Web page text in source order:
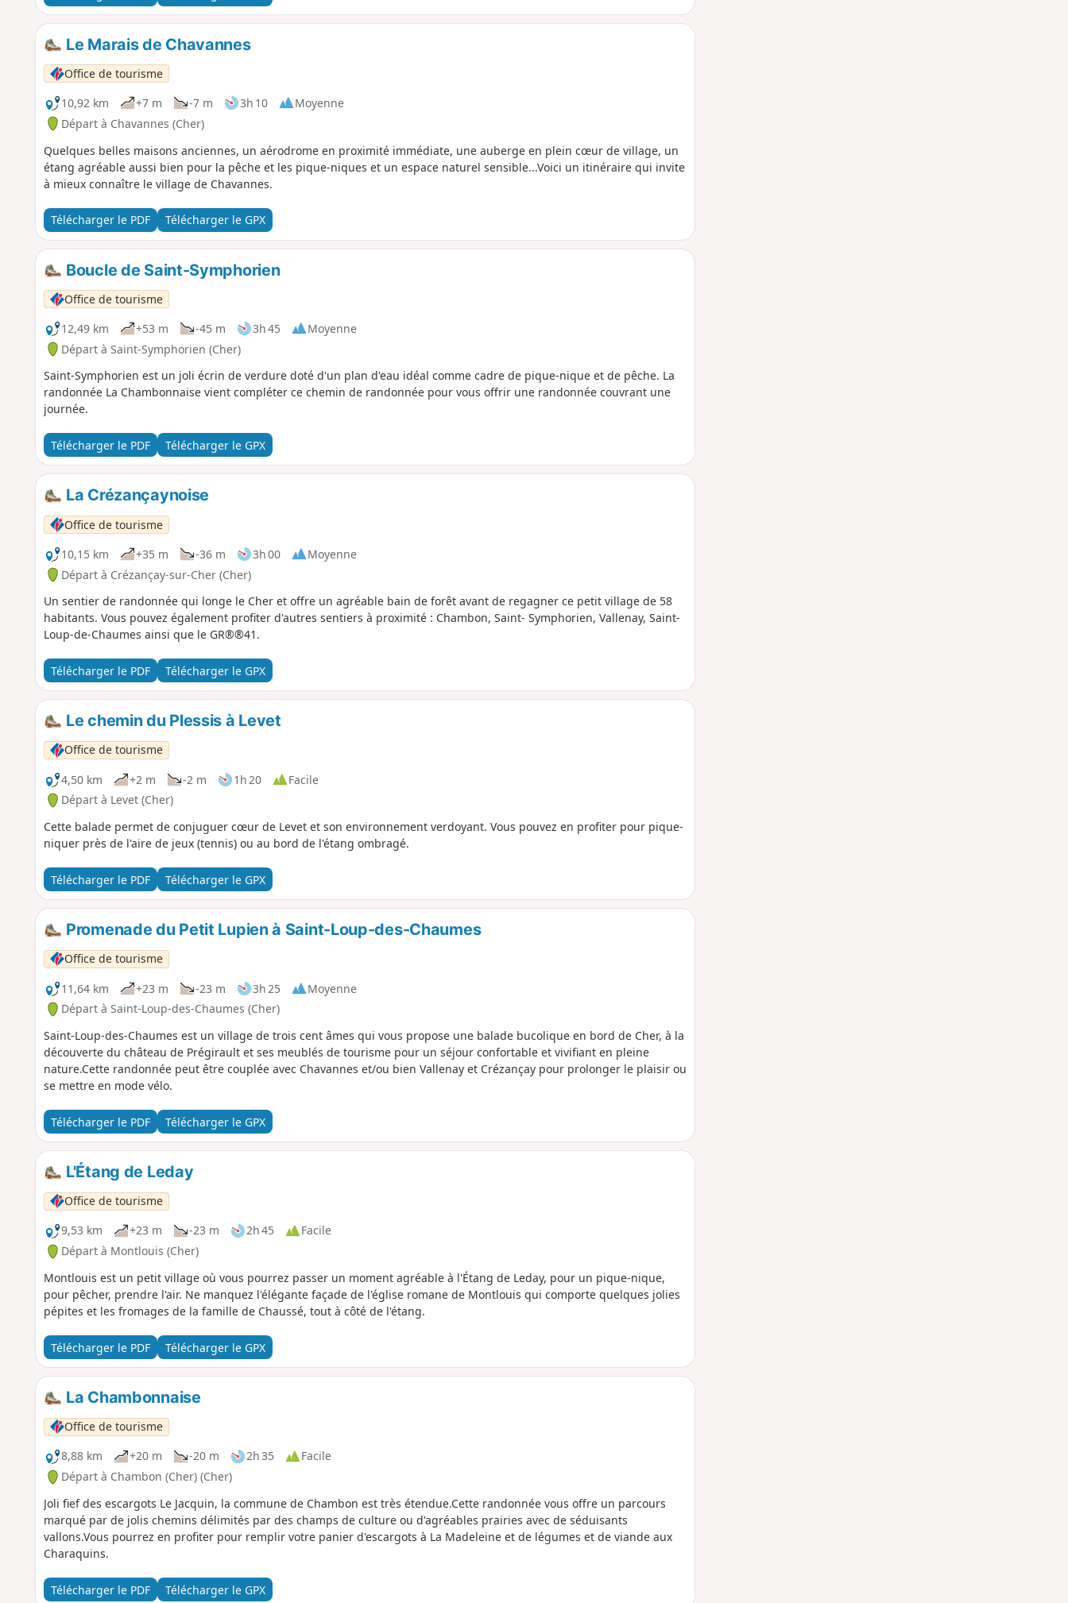
Le Marais de Chavannes
Office de tourisme
10,92 km
+7 m -7 m 3h 10
Moyenne
Départ à Chavannes (Cher)
Quelques belles maisons anciennes, un aérodrome en proximité immédiate, une auberge en plein cœur de village, un
étang agréable aussi bien pour la pêche et les pique-niques et un espace naturel sensible...Voici un itinéraire qui invite
à mieux connaître le village de Chavannes.
Télécharger le PDF Télécharger le GPX
Boucle de Saint-Symphorien
Office de tourisme
12,49 km
+53 m -45 m 3h 45
Moyenne
Départ à Saint-Symphorien (Cher)
Saint-Symphorien est un joli écrin de verdure doté d'un plan d'eau idéal comme cadre de pique-nique et de pêche. La
randonnée La Chambonnaise vient compléter ce chemin de randonnée pour vous offrir une randonnée couvrant une
journée.
Télécharger le PDF Télécharger le GPX
La Crézançaynoise
Office de tourisme
10,15 km
+35 m -36 m 3h 00
Moyenne
Départ à Crézançay-sur-Cher (Cher)
Un sentier de randonnée qui longe le Cher et offre un agréable bain de forêt avant de regagner ce petit village de 58
habitants. Vous pouvez également profiter d'autres sentiers à proximité : Chambon, Saint- Symphorien, Vallenay, Saint-
Loup-de-Chaumes ainsi que le GR®®41.
Télécharger le PDF Télécharger le GPX
Le chemin du Plessis à Levet
Office de tourisme
4,50 km
+2 m -2 m 1h 20
Facile
Départ à Levet (Cher)
Cette balade permet de conjuguer cœur de Levet et son environnement verdoyant. Vous pouvez en profiter pour pique-
niquer près de l'aire de jeux (tennis) ou au bord de l'étang ombragé.
Télécharger le PDF Télécharger le GPX
Promenade du Petit Lupien à Saint-Loup-des-Chaumes
Office de tourisme
11,64 km
+23 m -23 m 3h 25
Moyenne
Départ à Saint-Loup-des-Chaumes (Cher)
Saint-Loup-des-Chaumes est un village de trois cent âmes qui vous propose une balade bucolique en bord de Cher, à la
découverte du château de Prégirault et ses meublés de tourisme pour un séjour confortable et vivifiant en pleine
nature.Cette randonnée peut être couplée avec Chavannes et/ou bien Vallenay et Crézançay pour prolonger le plaisir ou
se mettre en mode vélo.
Télécharger le PDF Télécharger le GPX
L'Étang de Leday
Office de tourisme
9,53 km
+23 m -23 m 2h 45
Facile
Départ à Montlouis (Cher)
Montlouis est un petit village où vous pourrez passer un moment agréable à l'Étang de Leday, pour un pique-nique,
pour pêcher, prendre l'air. Ne manquez l'élégante façade de l'église romane de Montlouis qui comporte quelques jolies
pépites et les fromages de la famille de Chaussé, tout à côté de l'étang.
Télécharger le PDF Télécharger le GPX
La Chambonnaise
Office de tourisme
8,88 km
+20 m -20 m 2h 35
Facile
Départ à Chambon (Cher) (Cher)
Joli fief des escargots Le Jacquin, la commune de Chambon est très étendue.Cette randonnée vous offre un parcours
marqué par de jolis chemins délimités par des champs de culture ou d'agréables prairies avec de séduisants
vallons.Vous pourrez en profiter pour remplir votre panier d'escargots à La Madeleine et de légumes et de viande aux
Charaquins.
Télécharger le PDF Télécharger le GPX